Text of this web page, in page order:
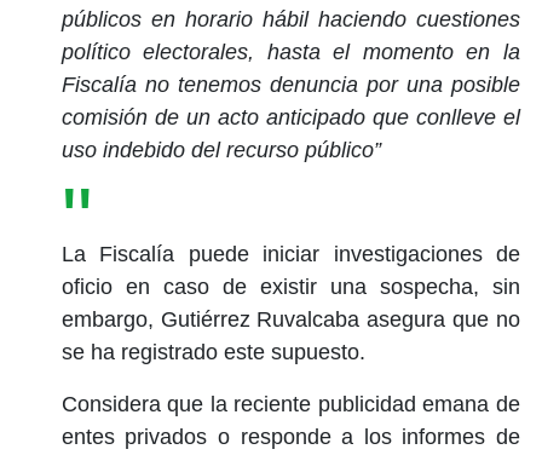
públicos en horario hábil haciendo cuestiones
político electorales, hasta el momento en la
Fiscalía no tenemos denuncia por una posible
comisión de un acto anticipado que conlleve el
uso indebido del recurso público”
La Fiscalía puede iniciar investigaciones de
oficio en caso de existir una sospecha, sin
embargo, Gutiérrez Ruvalcaba asegura que no
se ha registrado este supuesto.
Considera que la reciente publicidad emana de
entes privados o responde a los informes de